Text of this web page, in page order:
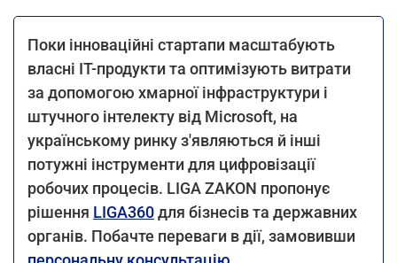
Поки інноваційні стартапи масштабують
власні ІТ-продукти та оптимізують витрати
за допомогою хмарної інфраструктури і
штучного інтелекту від Microsoft, на
українському ринку з'являються й інші
потужні інструменти для цифровізації
робочих процесів. LIGA ZAKON пропонує
рішення LIGA360для бізнесів та державних
органів. Побачте переваги в дії, замовивши